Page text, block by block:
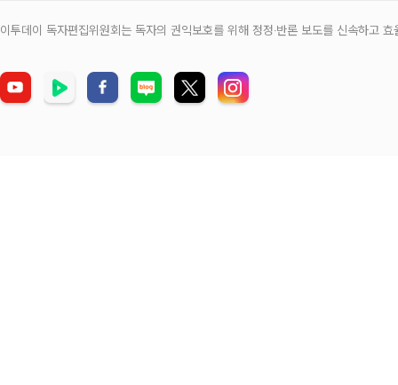
이투데이 독자편집위원회는 독자의 권익보호를 위해 정정‧반론 보도를 신속하고